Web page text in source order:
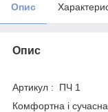
Опис
Опис
Артикул : ПЧ 1
Комфортна і